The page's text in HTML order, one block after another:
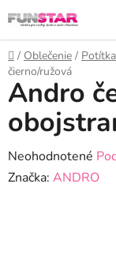
na
obsah
Domov
/ Oblečenie /
čierno/ružová
Andro
Priemerné
hodnotenie
Neohodnotené
Značka: ANDRO